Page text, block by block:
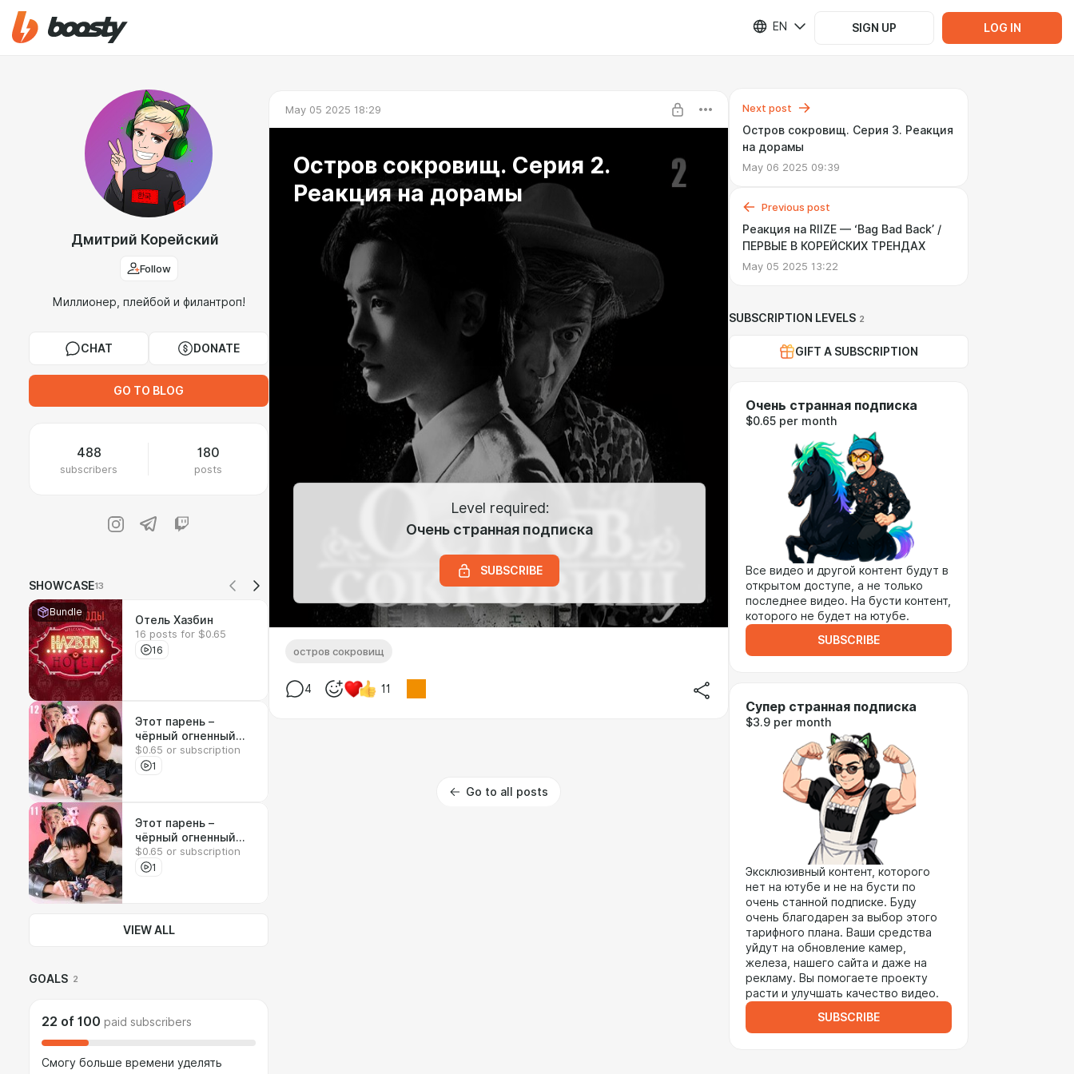
EN SIGN UP LOG IN
Дмитрий Корейский
Follow
Миллионер, плейбой и филантроп!
CHAT DONATE
GO TO BLOG
488
subscribers
180
posts
SHOWCASE13
Bundle
Отель Хазбин
16 posts for $0.65
16
Этот парень –
чёрный огненный
дракон. Финал.
Реакция на дорамы
$0.65 or subscription
1
Этот парень –
чёрный огненный
дракон 11 серия.
Реакция на дорамы
$0.65 or subscription
1
VIEW ALL
GOALS 2
22 of 100 paid subscribers
Смогу больше времени уделять
May 05 2025 18:29
Остров сокровищ. Серия 2.
Реакция на дорамы
Level required:
Очень странная подписка
SUBSCRIBE
остров сокровищ
4 11
Go to all posts
Next post
Остров сокровищ. Серия 3. Реакция
на дорамы
May 06 2025 09:39
Previous post
Реакция на RIIZE — ‘Bag Bad Back’ /
ПЕРВЫЕ В КОРЕЙСКИХ ТРЕНДАХ
May 05 2025 13:22
SUBSCRIPTION LEVELS 2
GIFT A SUBSCRIPTION
Очень странная подписка
$0.65 per month
Все видео и другой контент будут в
открытом доступе, а не только
последнее видео. На бусти контент,
которого не будет на ютубе.
SUBSCRIBE
Супер странная подписка
$3.9 per month
Эксклюзивный контент, которого
нет на ютубе и не на бусти по
очень станной подписке. Буду
очень благодарен за выбор этого
тарифного плана. Ваши средства
уйдут на обновление камер,
железа, нашего сайта и даже на
рекламу. Вы помогаете проекту
расти и улучшать качество видео.
SUBSCRIBE